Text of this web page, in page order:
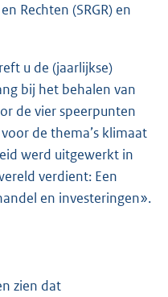
Rechten (SRGR) en
u de (jaarlijkse)
bij het behalen van
de vier speerpunten
de thema’s klimaat
werd uitgewerkt in
verdient: Een
en investeringen».
zien dat